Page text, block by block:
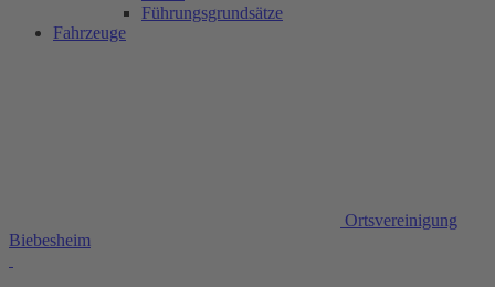
Führungsgrundsätze
Fahrzeuge
Ortsvereinigung
Biebesheim